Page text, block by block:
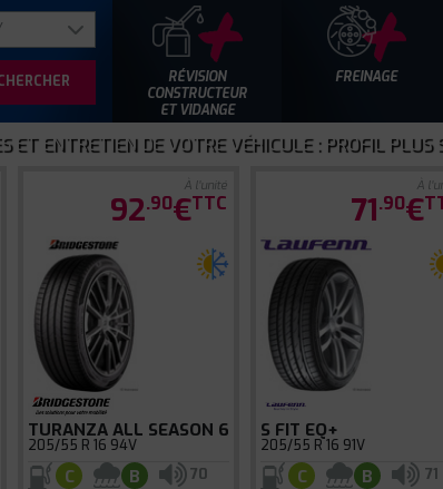
RÉVISION
CONSTRUCTEUR
ET VIDANGE
FREINAGE
ET ENTRETIEN DE VOTRE VÉHICULE : PROFIL PLUS
À l'unité
92.90€TTC
TURANZA ALL SEASON 6
205/55 R 16 94V
C B
70
À
71.90€
S FIT EQ+
205/55 R 16 91V
C B
71